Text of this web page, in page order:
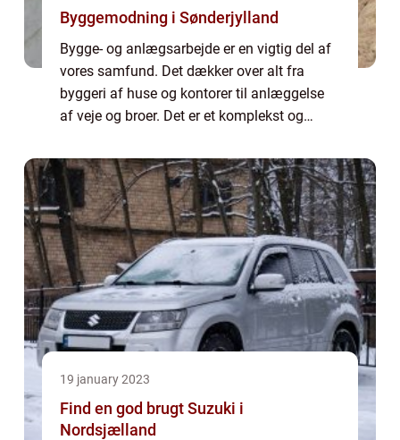
Byggemodning i Sønderjylland
Bygge- og anlægsarbejde er en vigtig del af
vores samfund. Det dækker over alt fra
byggeri af huse og kontorer til anlæggelse
af veje og broer. Det er et komplekst og
planlægning, koordinering og udførelse for...
19 january 2023
Find en god brugt Suzuki i
Nordsjælland